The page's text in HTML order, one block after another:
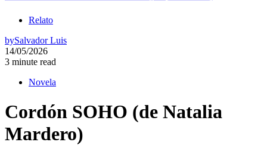
Relato
bySalvador Luis
14/05/2026
3 minute read
Novela
Cordón SOHO (de Natalia
Mardero)